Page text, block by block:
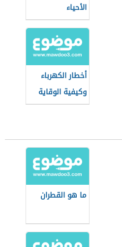
الأحياء
أخطار الكهرباء
وكيفية الوقاية
منها
ما هو القطران